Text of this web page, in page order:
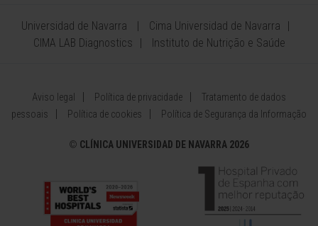
Universidad de Navarra
Cima Universidad de Navarra
CIMA LAB Diagnostics
Instituto de Nutrição e Saúde
Aviso legal Política de privacidade
Tratamento de dados
pessoais
Política de cookies Política de Segurança da Informação
© CLÍNICA UNIVERSIDAD DE NAVARRA 2026